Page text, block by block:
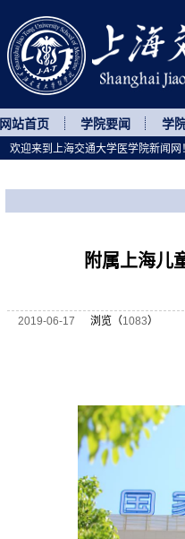
网站首页 学院要闻 学
附属上海儿
2019-06-17 浏览（1083）
欢迎来到上海交通大学医学院新闻网！